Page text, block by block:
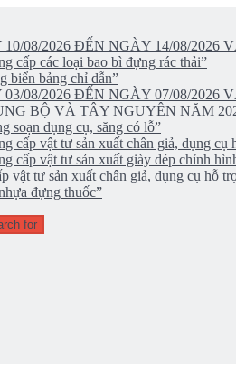
08/2026 ĐẾN NGÀY 14/08/2026
cấp các loại bao bì đựng rác thải”
biển bảng chỉ dẫn”
08/2026 ĐẾN NGÀY 07/08/2026
BỘ VÀ TÂY NGUYÊN NĂM
soạn dụng cụ, săng có lỗ”
cấp vật tư sản xuất chân giả, dụng cụ
cấp vật tư sản xuất giày dép chỉnh
vật tư sản xuất chân giả, dụng cụ hỗ
đựng thuốc”
for